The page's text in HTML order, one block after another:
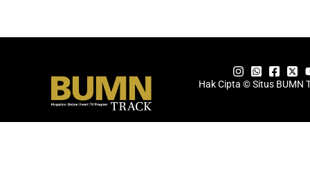
Hak Cipta © Situs BUMN